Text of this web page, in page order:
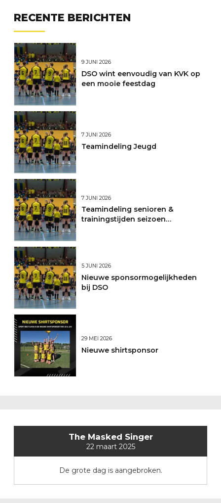
RECENTE BERICHTEN
9 JUNI 2026
DSO wint eenvoudig van KVK op
een mooie feestdag
7 JUNI 2026
Teamindeling Jeugd
7 JUNI 2026
Teamindeling senioren &
trainingstijden seizoen
5 JUNI 2026
Nieuwe sponsormogelijkheden
bij DSO
29 MEI 2026
Nieuwe shirtsponsor
The Masked Singer
22 maart 2025
De grote dag is aangebroken.